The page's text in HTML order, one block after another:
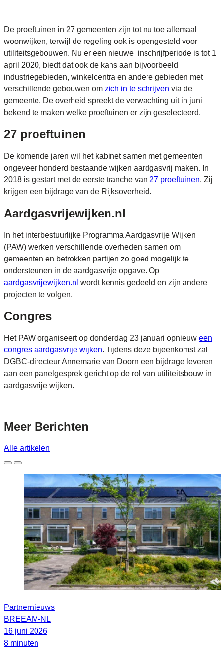
De proeftuinen in 27 gemeenten zijn tot nu toe allemaal
woonwijken, terwijl de regeling ook is opengesteld voor
utiliteitsgebouwen. Nu er een nieuwe inschrijfperiode is tot 1
april 2020, biedt dat ook de kans aan bijvoorbeeld
industriegebieden, winkelcentra en andere gebieden met
verschillende gebouwen om zich in te schrijven via de
gemeente. De overheid spreekt de verwachting uit in juni
bekend te maken welke proeftuinen er zijn geselecteerd.
27 proeftuinen
De komende jaren wil het kabinet samen met gemeenten
ongeveer honderd bestaande wijken aardgasvrij maken. In
2018 is gestart met de eerste tranche van 27 proeftuinen. Zij
krijgen een bijdrage van de Rijksoverheid.
Aardgasvrijewijken.nl
In het interbestuurlijke Programma Aardgasvrije Wijken
(PAW) werken verschillende overheden samen om
gemeenten en betrokken partijen zo goed mogelijk te
ondersteunen in de aardgasvrije opgave. Op
aardgasvrijewijken.nl wordt kennis gedeeld en zijn andere
projecten te volgen.
Congres
Het PAW organiseert op donderdag 23 januari opnieuw een
congres aardgasvrije wijken. Tijdens deze bijeenkomst zal
DGBC-directeur Annemarie van Doorn een bijdrage leveren
aan een panelgesprek gericht op de rol van utiliteitsbouw in
aardgasvrije wijken.
Meer Berichten
Alle artikelen
Partnernieuws
BREEAM-NL
16 juni 2026
8 minuten